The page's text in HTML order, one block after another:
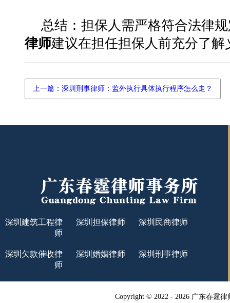
总结 ：担保人需严格符合法律
律师建议在担任担保人前充分了解
上一篇：深圳刑事律师：监外执行具体执行程序怎么走？
深圳建筑工程律
师
深圳担保律师 深圳民商律师
深圳欠款催收律
师
深圳婚姻律师 深圳刑事律师
Copyright © 2022 - 2026 广东春霆